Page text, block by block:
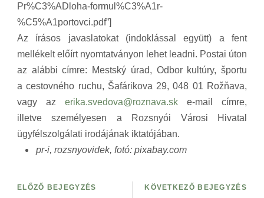
Pr%C3%ADloha-formul%C3%A1r-
%C5%A1portovci.pdf”]
Az írásos javaslatokat (indoklással együtt) a fent
mellékelt előírt nyomtatványon lehet leadni. Postai úton
az alábbi címre: Mestský úrad, Odbor kultúry, športu
a cestovného ruchu, Šafárikova 29, 048 01 Rožňava,
vagy az erika.svedova@roznava.sk e-mail címre,
illetve személyesen a Rozsnyói Városi Hivatal
ügyfélszolgálati irodájának iktatójában.
pr-i, rozsnyovidek, fotó: pixabay.com
ELŐZŐ BEJEGYZÉS KÖVETKEZŐ BEJEGYZÉS